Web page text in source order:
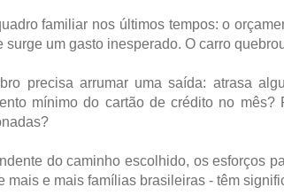
familiar nos últimos tempos: o
surge um gasto inesperado. O carro
precisa arrumar uma saída: atrasa
mínimo do cartão de crédito no
do caminho escolhido, os esforços
mais e mais famílias brasileiras - têm